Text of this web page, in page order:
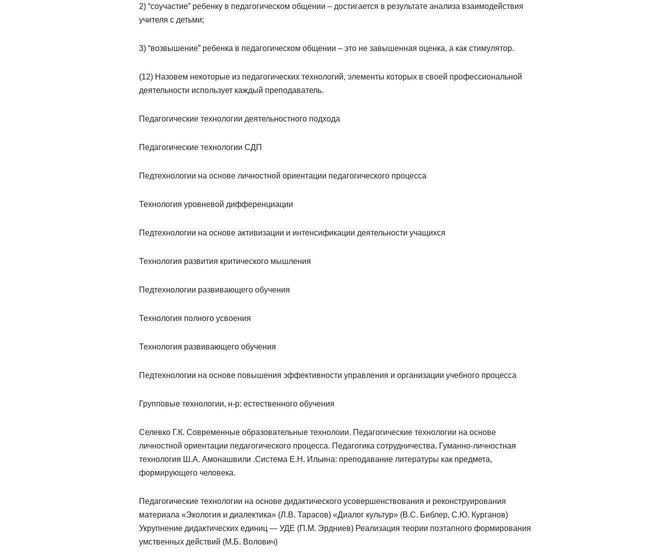
2) “соучастие” ребенку в педагогическом общении – достигается в результате анализа взаимодействия
учителя с детьми;
3) “возвышение” ребенка в педагогическом общении – это не завышенная оценка, а как стимулятор.
(12) Назовем некоторые из педагогических технологий, элементы которых в своей профессиональной
деятельности использует каждый преподаватель.
Педагогические технологии деятельностного подхода
Педагогические технологии СДП
Педтехнологии на основе личностной ориентации педагогического процесса
Технология уровневой дифференциации
Педтехнологии на основе активизации и интенсификации деятельности учащихся
Технология развития критического мышления
Педтехнологии развивающего обучения
Технология полного усвоения
Технология развивающего обучения
Педтехнологии на основе повышения эффективности управления и организации учебного процесса
Групповые технологии, н-р: естественного обучения
Селевко Г.К. Современные образовательные технолоии. Педагогические технологии на основе
личностной ориентации педагогического процесса. Педагогика сотрудничества. Гуманно-личностная
технология Ш.А. Амонашвили .Система Е.Н. Ильина: преподавание литературы как предмета,
формирующего человека.
Педагогические технологии на основе дидактического усовершенствования и реконструирования
материала «Экология и диалектика» (Л.В. Тарасов) «Диалог культур» (В.С. Библер, С.Ю. Курганов)
Укрупнение дидактических единиц — УДЕ (П.М. Эрдниев) Реализация теории поэтапного формирования
умственных действий (М.Б. Волович)